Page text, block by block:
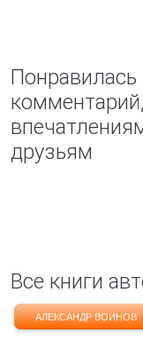
Понравилась
друзьям
Все книги
АЛЕКСАНДР ВОИНОВ